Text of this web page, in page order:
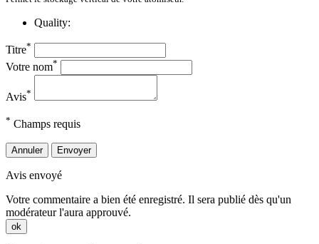
Quality:
Titre*
Votre nom*
Avis*
* Champs requis
Annuler Envoyer
Avis envoyé
Votre commentaire a bien été enregistré. Il sera publié dès qu'un
modérateur l'aura approuvé.
ok